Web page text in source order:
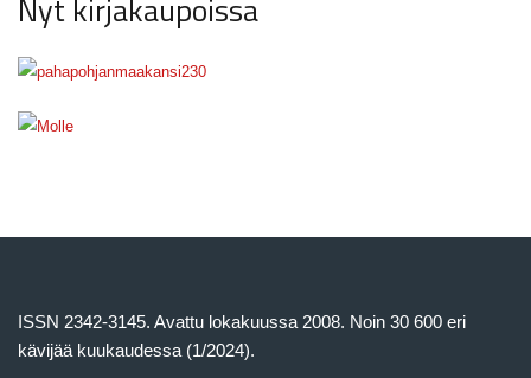
Nyt kirjakaupoissa
ISSN 2342-3145. Avattu lokakuussa 2008. Noin 30 600 eri
kävijää kuukaudessa (1/2024).